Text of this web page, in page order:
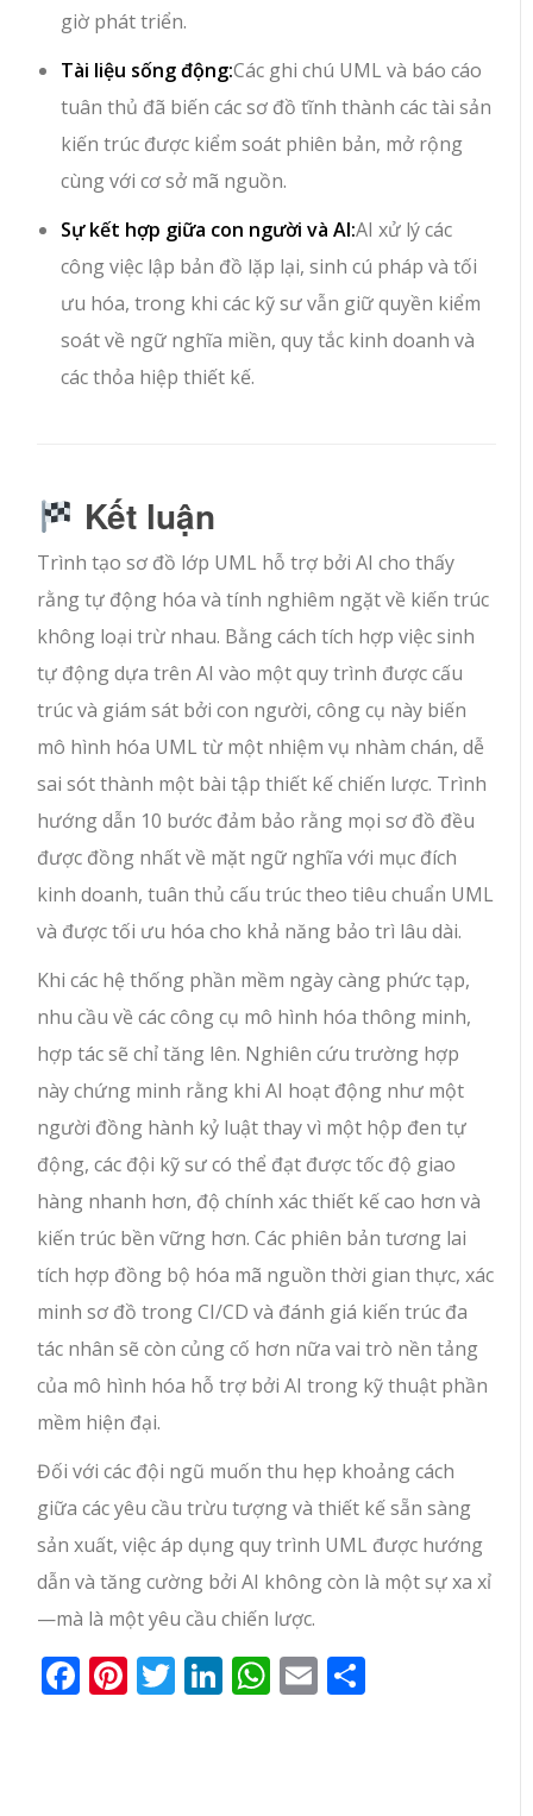
giờ phát triển.
Tài liệu sống động:Các ghi chú UML và báo cáo
tuân thủ đã biến các sơ đồ tĩnh thành các tài sản
kiến trúc được kiểm soát phiên bản, mở rộng
cùng với cơ sở mã nguồn.
Sự kết hợp giữa con người và AI:AI xử lý các
công việc lập bản đồ lặp lại, sinh cú pháp và tối
ưu hóa, trong khi các kỹ sư vẫn giữ quyền kiểm
soát về ngữ nghĩa miền, quy tắc kinh doanh và
các thỏa hiệp thiết kế.
Kết luận
Trình tạo sơ đồ lớp UML hỗ trợ bởi AI cho thấy
rằng tự động hóa và tính nghiêm ngặt về kiến trúc
không loại trừ nhau. Bằng cách tích hợp việc sinh
tự động dựa trên AI vào một quy trình được cấu
trúc và giám sát bởi con người, công cụ này biến
mô hình hóa UML từ một nhiệm vụ nhàm chán, dễ
sai sót thành một bài tập thiết kế chiến lược. Trình
hướng dẫn 10 bước đảm bảo rằng mọi sơ đồ đều
được đồng nhất về mặt ngữ nghĩa với mục đích
kinh doanh, tuân thủ cấu trúc theo tiêu chuẩn UML
và được tối ưu hóa cho khả năng bảo trì lâu dài.
Khi các hệ thống phần mềm ngày càng phức tạp,
nhu cầu về các công cụ mô hình hóa thông minh,
hợp tác sẽ chỉ tăng lên. Nghiên cứu trường hợp
này chứng minh rằng khi AI hoạt động như một
người đồng hành kỷ luật thay vì một hộp đen tự
động, các đội kỹ sư có thể đạt được tốc độ giao
hàng nhanh hơn, độ chính xác thiết kế cao hơn và
kiến trúc bền vững hơn. Các phiên bản tương lai
tích hợp đồng bộ hóa mã nguồn thời gian thực, xác
minh sơ đồ trong CI/CD và đánh giá kiến trúc đa
tác nhân sẽ còn củng cố hơn nữa vai trò nền tảng
của mô hình hóa hỗ trợ bởi AI trong kỹ thuật phần
mềm hiện đại.
Đối với các đội ngũ muốn thu hẹp khoảng cách
giữa các yêu cầu trừu tượng và thiết kế sẵn sàng
sản xuất, việc áp dụng quy trình UML được hướng
dẫn và tăng cường bởi AI không còn là một sự xa xỉ
—mà là một yêu cầu chiến lược.
Facebook
Pinterest
Twitter
LinkedIn
WhatsApp
Email